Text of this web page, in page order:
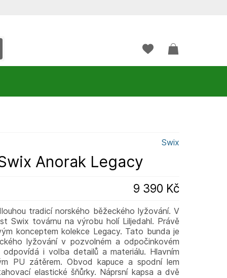
Swix
Anorak Legacy
9 390 Kč
tradicí norského běžeckého lyžování. V
Swix továrnu na výrobu holí Liljedahl. Právě
konceptem kolekce Legacy. Tato bunda je
lyžování v pozvolném a odpočinkovém
i volba detailů a materiálu. Hlavním
PU zátěrem. Obvod kapuce a spodní lem
elastické šňůrky. Náprsní kapsa a dvě